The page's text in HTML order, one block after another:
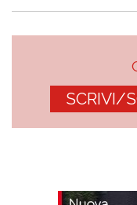
SCRIVI/